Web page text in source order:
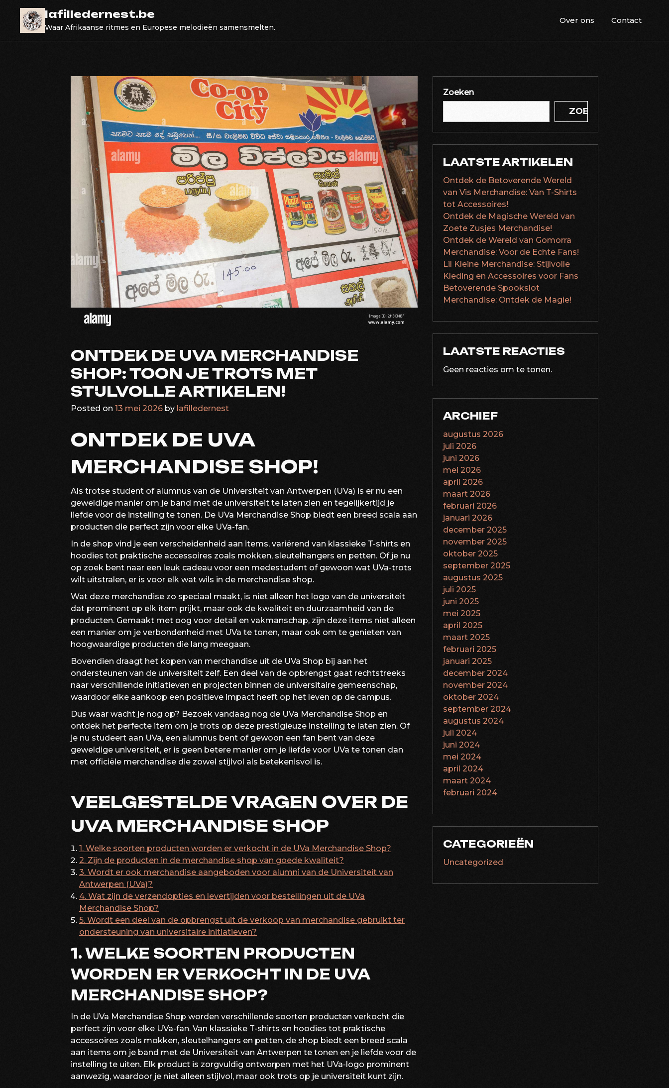
content
lafilledernest.be
Waar Afrikaanse ritmes en Europese melodieën samensmelten.
Over ons Contact
ONTDEK DE UVA MERCHANDISE
SHOP: TOON JE TROTS MET
STIJLVOLLE ARTIKELEN!
Posted on 13 mei 2026 by lafilledernest
ONTDEK DE UVA
MERCHANDISE SHOP!
Als trotse student of alumnus van de Universiteit van Antwerpen (UVa) is er nu een
geweldige manier om je band met de universiteit te laten zien en tegelijkertijd je
liefde voor de instelling te tonen. De UVa Merchandise Shop biedt een breed scala aan
producten die perfect zijn voor elke UVa-fan.
In de shop vind je een verscheidenheid aan items, variërend van klassieke T-shirts en
hoodies tot praktische accessoires zoals mokken, sleutelhangers en petten. Of je nu
op zoek bent naar een leuk cadeau voor een medestudent of gewoon wat UVa-trots
wilt uitstralen, er is voor elk wat wils in de merchandise shop.
Wat deze merchandise zo speciaal maakt, is niet alleen het logo van de universiteit
dat prominent op elk item prijkt, maar ook de kwaliteit en duurzaamheid van de
producten. Gemaakt met oog voor detail en vakmanschap, zijn deze items niet alleen
een manier om je verbondenheid met UVa te tonen, maar ook om te genieten van
hoogwaardige producten die lang meegaan.
Bovendien draagt het kopen van merchandise uit de UVa Shop bij aan het
ondersteunen van de universiteit zelf. Een deel van de opbrengst gaat rechtstreeks
naar verschillende initiatieven en projecten binnen de universitaire gemeenschap,
waardoor elke aankoop een positieve impact heeft op het leven op de campus.
Dus waar wacht je nog op? Bezoek vandaag nog de UVa Merchandise Shop en
ontdek het perfecte item om je trots op deze prestigieuze instelling te laten zien. Of
je nu studeert aan UVa, een alumnus bent of gewoon een fan bent van deze
geweldige universiteit, er is geen betere manier om je liefde voor UVa te tonen dan
met officiële merchandise die zowel stijlvol als betekenisvol is.
VEELGESTELDE VRAGEN OVER DE
UVA MERCHANDISE SHOP
1. Welke soorten producten worden er verkocht in de UVa Merchandise Shop?
2. Zijn de producten in de merchandise shop van goede kwaliteit?
3. Wordt er ook merchandise aangeboden voor alumni van de Universiteit van
Antwerpen (UVa)?
4. Wat zijn de verzendopties en levertijden voor bestellingen uit de UVa
Merchandise Shop?
5. Wordt een deel van de opbrengst uit de verkoop van merchandise gebruikt ter
ondersteuning van universitaire initiatieven?
1. WELKE SOORTEN PRODUCTEN
WORDEN ER VERKOCHT IN DE UVA
MERCHANDISE SHOP?
In de UVa Merchandise Shop worden verschillende soorten producten verkocht die
perfect zijn voor elke UVa-fan. Van klassieke T-shirts en hoodies tot praktische
accessoires zoals mokken, sleutelhangers en petten, de shop biedt een breed scala
aan items om je band met de Universiteit van Antwerpen te tonen en je liefde voor de
instelling te uiten. Elk product is zorgvuldig ontworpen met het UVa-logo prominent
aanwezig, waardoor je niet alleen stijlvol, maar ook trots op je universiteit kunt zijn.
Zoeken
ZOEKEN
LAATSTE ARTIKELEN
Ontdek de Betoverende Wereld
van Vis Merchandise: Van T-Shirts
tot Accessoires!
Ontdek de Magische Wereld van
Zoete Zusjes Merchandise!
Ontdek de Wereld van Gomorra
Merchandise: Voor de Echte Fans!
Lil Kleine Merchandise: Stijlvolle
Kleding en Accessoires voor Fans
Betoverende Spookslot
Merchandise: Ontdek de Magie!
LAATSTE REACTIES
Geen reacties om te tonen.
ARCHIEF
augustus 2026
juli 2026
juni 2026
mei 2026
april 2026
maart 2026
februari 2026
januari 2026
december 2025
november 2025
oktober 2025
september 2025
augustus 2025
juli 2025
juni 2025
mei 2025
april 2025
maart 2025
februari 2025
januari 2025
december 2024
november 2024
oktober 2024
september 2024
augustus 2024
juli 2024
juni 2024
mei 2024
april 2024
maart 2024
februari 2024
CATEGORIEËN
Uncategorized